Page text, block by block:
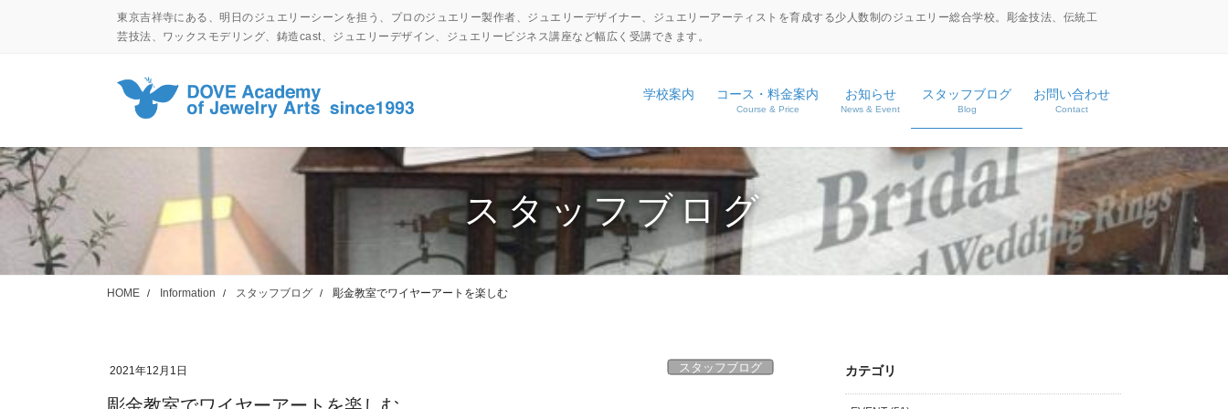
動
に
移
東京吉祥寺にある、明日のジュエリーシーンを担う、プロのジュエリー製作者、ジュエリーデザイナー、ジュエリーアーティストを育成する少人数制のジュエリー総合学校。彫金技法、伝統工
芸技法、ワックスモデリング、鋳造cast、ジュエリーデザイン、ジュエリービジネス講座など幅広く受講できます。
学校案内
設備・工具紹介
アクセス
コース・料金案内
Course & Price
ジュエリーキャリアアップコース
ジュエリーディプロマコース
コマーシャルジュエリーコース
日本伝統彫金コース
お知らせ
News & Event
NEWS
スタッフブログ
Blog
お問い合わせ
Contact
スタッフブログ
HOME Information スタッフブログ 彫金教室でワイヤーアートを楽しむ
2021年12月1日 スタッフブログ カテゴリ